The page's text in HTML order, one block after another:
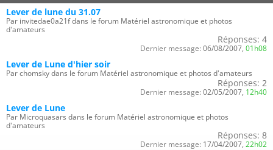
Lever de lune du 31.07
Par invitedae0a21f dans le forum Matériel astronomique et photos
d'amateurs
Réponses: 4
Dernier message: 06/08/2007, 01h08
Lever de Lune d'hier soir
Par chomsky dans le forum Matériel astronomique et photos d'amateurs
Réponses: 2
Dernier message: 02/05/2007, 12h40
Lever de Lune
Par Microquasars dans le forum Matériel astronomique et photos
d'amateurs
Réponses: 8
Dernier message: 17/04/2007, 22h02